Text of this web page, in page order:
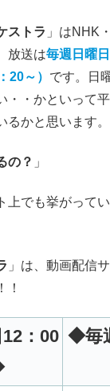
ストラ 」はNHK
放送は毎週日曜
20～） です。日
・・かといって
るかと思います。
の？ 」
上でも挙がって
」は、動画配信
！
：00 ◆毎